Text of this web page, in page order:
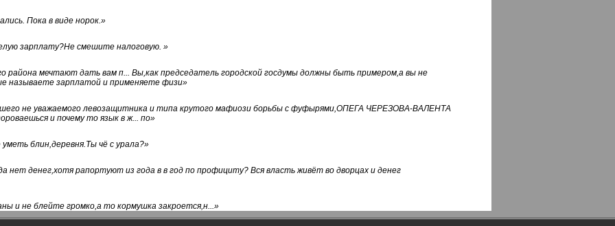
Пока в виде норок.»
зарплату?Не смешите налоговую. »
района мечтают дать вам п... Вы,как председатель городской госдумы должны быть примером,а вы не
называете зарплатой и применяете физи»
не уважаемого левозащитника и типа крутого мафиози борьбы с фуфырями,ОПЕГА ЧЕРЕЗОВА-ВАЛЕНТА
и почему то язык в ж... по»
блин,деревня.Ты чё с урала?»
нет денег,хотя рапортуют из года в в год по профициту? Вся власть живёт во дворцах и денег
и не блейте громко,а то кормушка закроется,н...»